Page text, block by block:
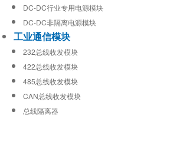
DC-DC行业专用电源模块
DC-DC非隔离电源模块
工业通信模块
232总线收发模块
422总线收发模块
485总线收发模块
CAN总线收发模块
总线隔离器